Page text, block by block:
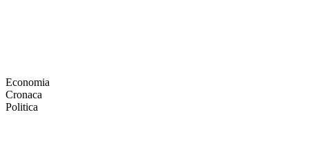
Economia
Cronaca
Politica